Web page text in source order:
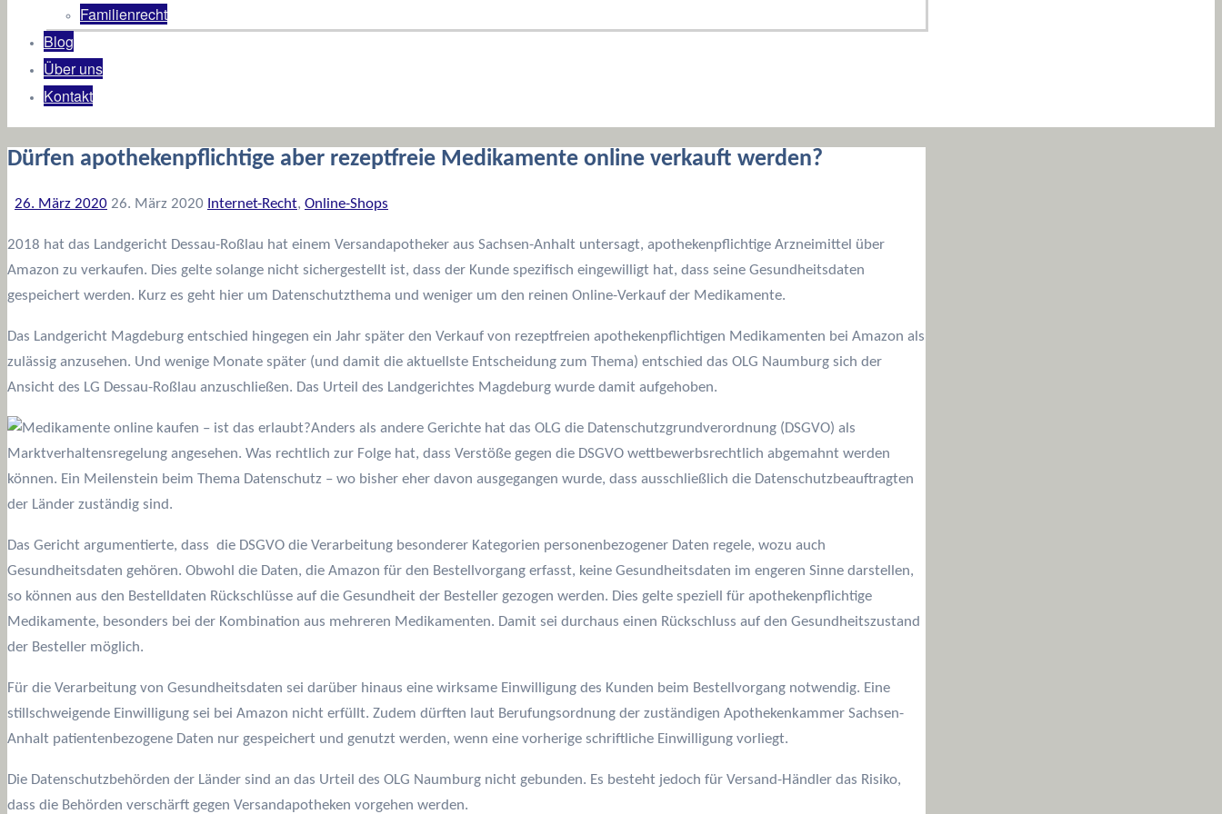
Familienrecht
Blog
Über uns
Kontakt
Dürfen apothekenpflichtige aber rezeptfreie Medikamente online verkauft werden?
26. März 2020 26. März 2020 Internet-Recht, Online-Shops
2018 hat das Landgericht Dessau-Roßlau hat einem Versandapotheker aus Sachsen-Anhalt untersagt, apothekenpflichtige Arzneimittel über
Amazon zu verkaufen. Dies gelte solange nicht sichergestellt ist, dass der Kunde spezifisch eingewilligt hat, dass seine Gesundheitsdaten
gespeichert werden. Kurz es geht hier um Datenschutzthema und weniger um den reinen Online-Verkauf der Medikamente.
Das Landgericht Magdeburg entschied hingegen ein Jahr später den Verkauf von rezeptfreien apothekenpflichtigen Medikamenten bei Amazon als
zulässig anzusehen. Und wenige Monate später (und damit die aktuellste Entscheidung zum Thema) entschied das OLG Naumburg sich der
Ansicht des LG Dessau-Roßlau anzuschließen. Das Urteil des Landgerichtes Magdeburg wurde damit aufgehoben.
Anders als andere Gerichte hat das OLG die Datenschutzgrundverordnung (DSGVO) als
Marktverhaltensregelung angesehen. Was rechtlich zur Folge hat, dass Verstöße gegen die DSGVO wettbewerbsrechtlich abgemahnt werden
können. Ein Meilenstein beim Thema Datenschutz – wo bisher eher davon ausgegangen wurde, dass ausschließlich die Datenschutzbeauftragten
der Länder zuständig sind.
Das Gericht argumentierte, dass die DSGVO die Verarbeitung besonderer Kategorien personenbezogener Daten regele, wozu auch
Gesundheitsdaten gehören. Obwohl die Daten, die Amazon für den Bestellvorgang erfasst, keine Gesundheitsdaten im engeren Sinne darstellen,
so können aus den Bestelldaten Rückschlüsse auf die Gesundheit der Besteller gezogen werden. Dies gelte speziell für apothekenpflichtige
Medikamente, besonders bei der Kombination aus mehreren Medikamenten. Damit sei durchaus einen Rückschluss auf den Gesundheitszustand
der Besteller möglich.
Für die Verarbeitung von Gesundheitsdaten sei darüber hinaus eine wirksame Einwilligung des Kunden beim Bestellvorgang notwendig. Eine
stillschweigende Einwilligung sei bei Amazon nicht erfüllt. Zudem dürften laut Berufungsordnung der zuständigen Apothekenkammer Sachsen-
Anhalt patientenbezogene Daten nur gespeichert und genutzt werden, wenn eine vorherige schriftliche Einwilligung vorliegt.
Die Datenschutzbehörden der Länder sind an das Urteil des OLG Naumburg nicht gebunden. Es besteht jedoch für Versand-Händler das Risiko,
dass die Behörden verschärft gegen Versandapotheken vorgehen werden.